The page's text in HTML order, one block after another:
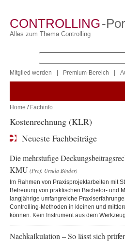
CONTROLLING-
Alles zum Thema Controlling
Mitglied werden Premium-Bereich
Home / Fachinfo
Kostenrechnung (KLR)
Neueste Fachbeiträge
Die mehrstufige
KMU (Prof. Ursula Binder)
Im Rahmen von Praxisprojektarbeiten mit
Betreuung von praktischen Bachelor- und
langjährige umfangreiche
Controlling-Methoden in kleinen und
können. Kein Instrument aus dem
Nachkalkulation – So lässt sich